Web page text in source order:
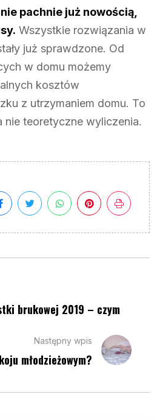
pachnie już nowością,
Wszystkie rozwiązania w
już sprawdzone. Od
w domu możemy
kosztów
z utrzymaniem domu. To
nie teoretyczne wyliczenia.
brukowej 2019 – czym
Następny wpis
młodzieżowym?